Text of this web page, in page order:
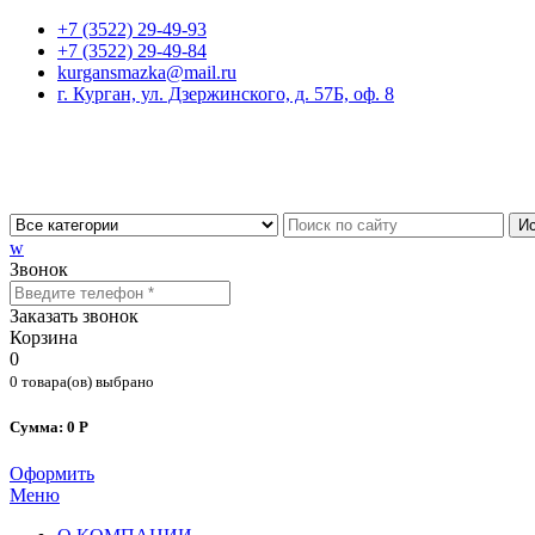
+7 (3522) 29-49-93
+7 (3522) 29-49-84
kurgansmazka@mail.ru
г. Курган, ул. Дзержинского, д. 57Б, оф. 8
w
Звонок
Заказать звонок
Корзина
0
0 товара(ов) выбрано
Сумма: 0 Р
Оформить
Меню